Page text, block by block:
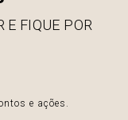
E FIQUE POR
e ações.